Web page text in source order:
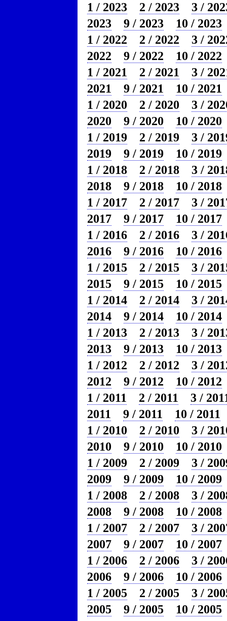
1 / 2023
2 / 2023
3 /
2023
9 / 2023
10 / 2023
1 / 2022
2 / 2022
3 /
2022
9 / 2022
10 / 2022
1 / 2021
2 / 2021
3 /
2021
9 / 2021
10 / 2021
1 / 2020
2 / 2020
3 /
2020
9 / 2020
10 / 2020
1 / 2019
2 / 2019
3 /
2019
9 / 2019
10 / 2019
1 / 2018
2 / 2018
3 /
2018
9 / 2018
10 / 2018
1 / 2017
2 / 2017
3 /
2017
9 / 2017
10 / 2017
1 / 2016
2 / 2016
3 /
2016
9 / 2016
10 / 2016
1 / 2015
2 / 2015
3 /
2015
9 / 2015
10 / 2015
1 / 2014
2 / 2014
3 /
2014
9 / 2014
10 / 2014
1 / 2013
2 / 2013
3 /
2013
9 / 2013
10 / 2013
1 / 2012
2 / 2012
3 /
2012
9 / 2012
10 / 2012
1 / 2011
2 / 2011
3 /
2011
9 / 2011
10 / 2011
1 / 2010
2 / 2010
3 /
2010
9 / 2010
10 / 2010
1 / 2009
2 / 2009
3 /
2009
9 / 2009
10 / 2009
1 / 2008
2 / 2008
3 /
2008
9 / 2008
10 / 2008
1 / 2007
2 / 2007
3 /
2007
9 / 2007
10 / 2007
1 / 2006
2 / 2006
3 /
2006
9 / 2006
10 / 2006
1 / 2005
2 / 2005
3 /
2005
9 / 2005
10 / 2005